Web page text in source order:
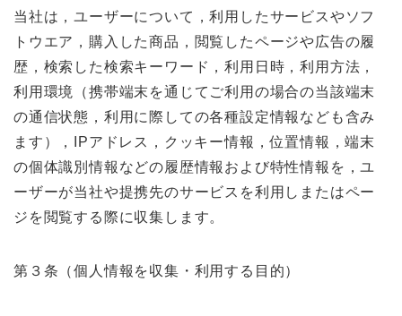
当社は，ユーザーについて，利用したサービスやソフ
トウエア，購入した商品，閲覧したページや広告の履
歴，検索した検索キーワード，利用日時，利用方法，
利用環境（携帯端末を通じてご利用の場合の当該端末
の通信状態，利用に際しての各種設定情報なども含み
ます），IPアドレス，クッキー情報，位置情報，端末
の個体識別情報などの履歴情報および特性情報を，ユ
ーザーが当社や提携先のサービスを利用しまたはペー
ジを閲覧する際に収集します。
第３条（個人情報を収集・利用する目的）